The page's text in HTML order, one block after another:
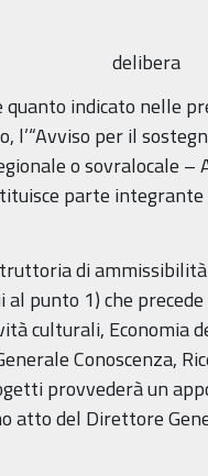
delibera
indicato nelle
per il
o sovralocale –
parte
di
al punto 1) che
culturali, Economia
Conoscenza,
provvederà un
atto del Direttore